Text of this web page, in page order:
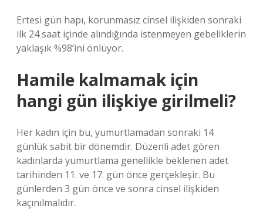
Ertesi gün hapı, korunmasız cinsel ilişkiden sonraki
ilk 24 saat içinde alındığında istenmeyen gebeliklerin
yaklaşık %98’ini önlüyor.
Hamile kalmamak için
hangi gün ilişkiye girilmeli?
Her kadın için bu, yumurtlamadan sonraki 14
günlük sabit bir dönemdir. Düzenli adet gören
kadınlarda yumurtlama genellikle beklenen adet
tarihinden 11. ve 17. gün önce gerçekleşir. Bu
günlerden 3 gün önce ve sonra cinsel ilişkiden
kaçınılmalıdır.